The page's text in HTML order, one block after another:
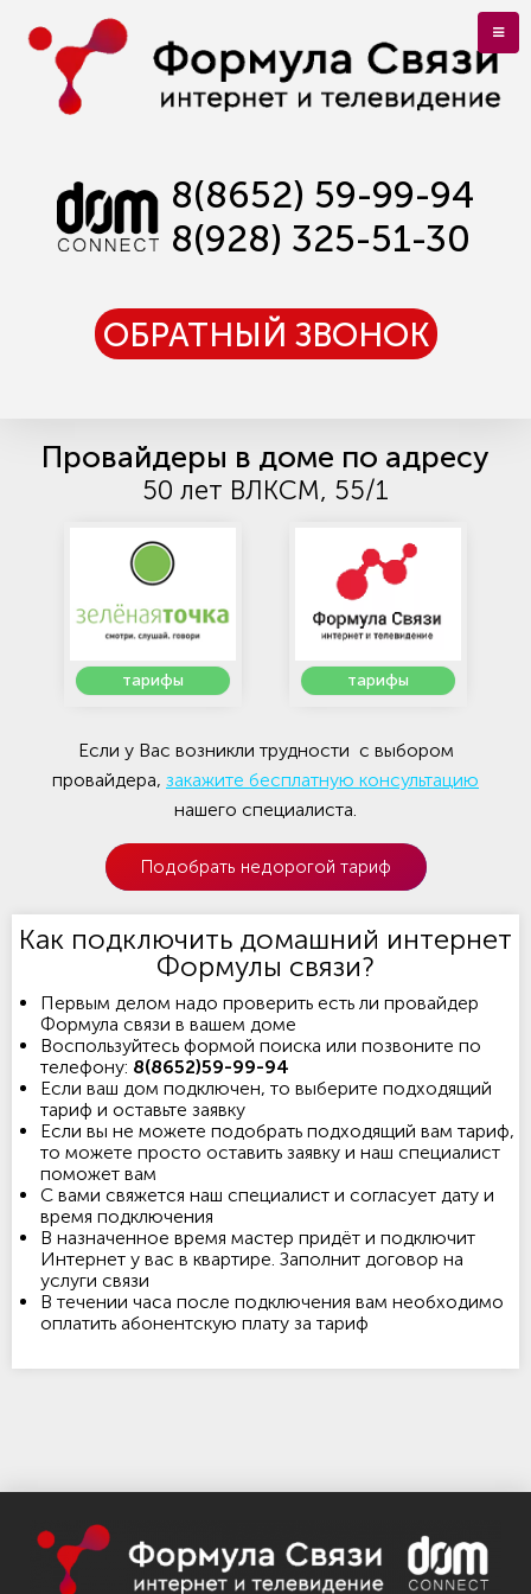
8(8652) 59-99-94
8(928) 325-51-30
ОБРАТНЫЙ ЗВОНОК
Провайдеры в доме по адресу
50 лет ВЛКСМ, 55/1
тарифы тарифы
Если у Вас возникли трудности с выбором
провайдера, закажите бесплатную консультацию
нашего специалиста.
Подобрать недорогой тариф
Как подключить домашний интернет
Формулы связи?
Первым делом надо проверить есть ли провайдер
Формула связи в вашем доме
Воспользуйтесь формой поиска или позвоните по
телефону: 8(8652)59-99-94
Если ваш дом подключен, то выберите подходящий
тариф и оставьте заявку
Если вы не можете подобрать подходящий вам тариф,
то можете просто оставить заявку и наш специалист
поможет вам
С вами свяжется наш специалист и согласует дату и
время подключения
В назначенное время мастер придёт и подключит
Интернет у вас в квартире. Заполнит договор на
услуги связи
В течении часа после подключения вам необходимо
оплатить абонентскую плату за тариф